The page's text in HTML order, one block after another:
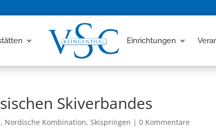
Einrichtungen
Skiverbandes
, Nordische Kombination,Skispringen |0 Kommentare